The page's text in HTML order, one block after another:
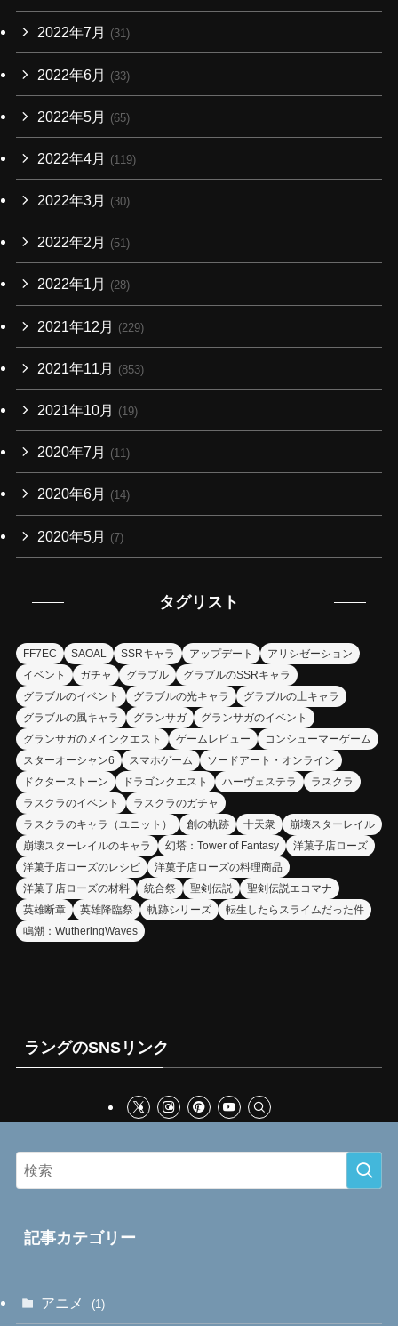
2022年7月 (31)
2022年6月 (33)
2022年5月 (65)
2022年4月 (119)
2022年3月 (30)
2022年2月 (51)
2022年1月 (28)
2021年12月 (229)
2021年11月 (853)
2021年10月 (19)
2020年7月 (11)
2020年6月 (14)
2020年5月 (7)
タグリスト
FF7EC SAOAL SSRキャラ アップデート
アリシゼーション
イベント
ガチャ グラブル
グラブルのSSRキャラ
グラブルのイベント
グラブルの光キャラ
グラブルの土キャラ
グラブルの風キャラ
グランサガ
グランサガのイベント
グランサガのメインクエスト
ゲームレビュー
コンシューマーゲーム
スターオーシャン6
スマホゲーム
ソードアート・オンライン
ドクターストーン
ドラゴンクエスト ハーヴェステラ
ラスクラ
ラスクラのイベント
ラスクラのガチャ
ラスクラのキャラ（ユニット）
創の軌跡 十天衆
崩壊スターレイル
崩壊スターレイルのキャラ
幻塔：Tower of Fantasy
洋菓子店ローズ
洋菓子店ローズのレシピ
洋菓子店ローズの料理商品
洋菓子店ローズの材料
統合祭 聖剣伝説
聖剣伝説エコマナ
英雄断章
英雄降臨祭 軌跡シリーズ
転生したらスライムだった件
鳴潮：WutheringWaves
ラングのSNSリンク
記事カテゴリー
アニメ (1)